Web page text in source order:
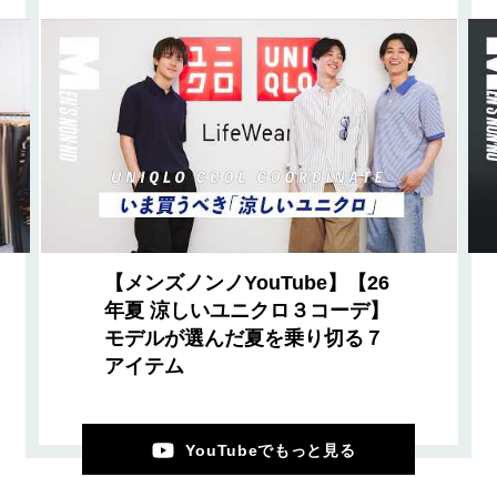
【メンズノンノYouTube】【26
年夏 涼しいユニクロ３コーデ】
モデルが選んだ夏を乗り切る７
アイテム
YouTubeでもっと見る